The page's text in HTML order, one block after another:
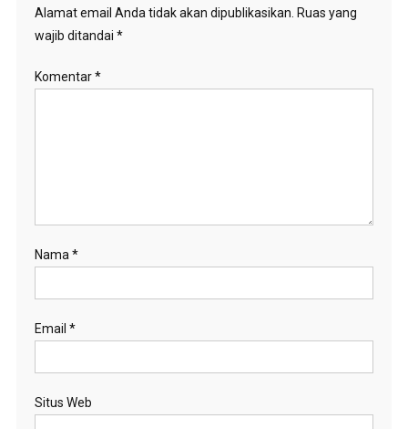
Alamat email Anda tidak akan dipublikasikan. Ruas yang
wajib ditandai *
Komentar*
Nama*
Email *
Situs Web